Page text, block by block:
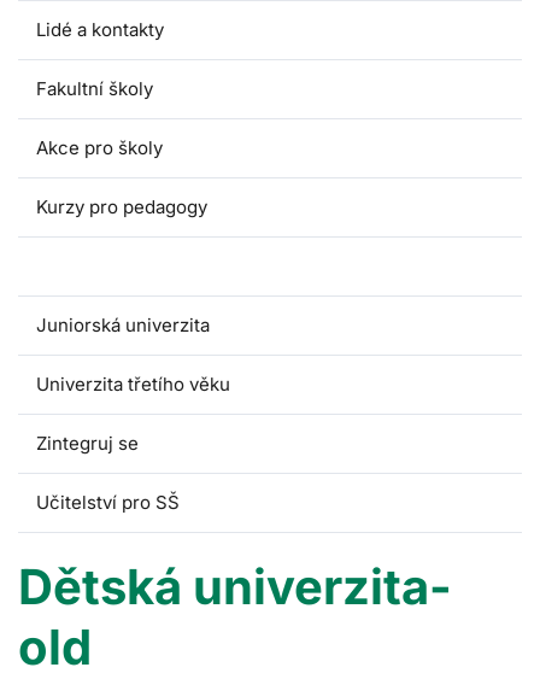
Lidé a kontakty
Fakultní školy
Akce pro školy
Kurzy pro pedagogy
Juniorská univerzita
Univerzita třetího věku
Zintegruj se
Učitelství pro SŠ
Dětská univerzita-
old